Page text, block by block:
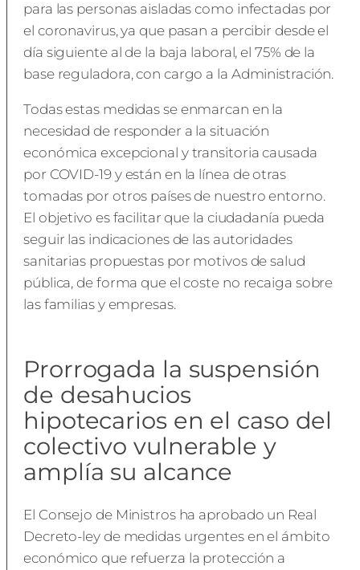
para las personas aisladas como infectadas por
el coronavirus, ya que pasan a percibir desde el
día siguiente al de la baja laboral, el 75% de la
base reguladora, con cargo a la Administración.
Todas estas medidas se enmarcan en la
necesidad de responder a la situación
económica excepcional y transitoria causada
por COVID-19 y están en la línea de otras
tomadas por otros países de nuestro entorno.
El objetivo es facilitar que la ciudadanía pueda
seguir las indicaciones de las autoridades
sanitarias propuestas por motivos de salud
pública, de forma que el coste no recaiga sobre
las familias y empresas.
Prorrogada la suspensión
de desahucios
hipotecarios en el caso del
colectivo vulnerable y
amplía su alcance
El Consejo de Ministros ha aprobado un Real
Decreto-ley de medidas urgentes en el ámbito
económico que refuerza la protección a